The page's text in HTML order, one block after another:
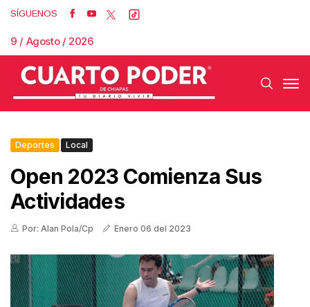
SÍGUENOS
9 / Agosto / 2026
Deportes Local
Open 2023 Comienza Sus
Actividades
Por: Alan Pola/Cp Enero 06 del 2023